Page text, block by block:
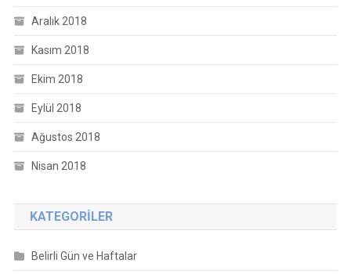
Aralık 2018
Kasım 2018
Ekim 2018
Eylül 2018
Ağustos 2018
Nisan 2018
KATEGORILER
Belirli Gün ve Haftalar